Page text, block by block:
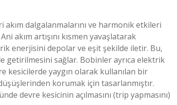
dalgalanmalarını ve harmonik etkileri
akım artışını kısmen yavaşlatarak
enerjisini depolar ve eşit şekilde iletir. Bu,
getirilmesini sağlar. Bobinler ayrıca elektrik
kesicilerde yaygın olarak kullanılan bir
korumak için tasarlanmıştır.
devre kesicinin açılmasını (trip yapmasını)